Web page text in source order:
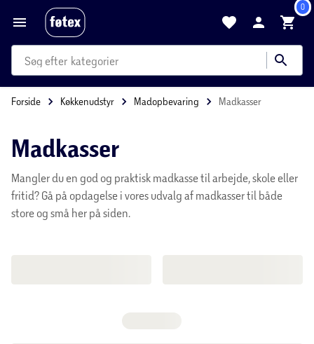
0
produkter
kategorier
Forside Køkkenudstyr Madopbevaring Madkasser
Madkasser
Mangler du en god og praktisk madkasse til arbejde, skole eller
fritid? Gå på opdagelse i vores udvalg af madkasser til både
store og små her på siden.